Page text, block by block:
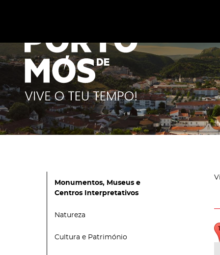
Monumentos, Museus e
Centros Interpretativos
Natureza
Cultura e Património